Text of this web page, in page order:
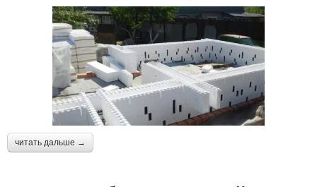
читать дальше →